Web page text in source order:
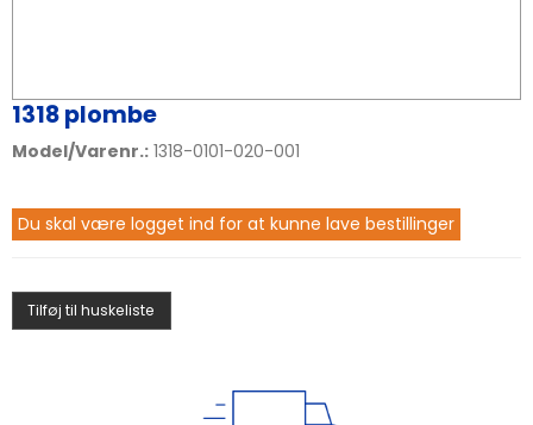
1318 plombe
Model/Varenr.: 1318-0101-020-001
Du skal være logget ind for at kunne lave bestillinger
Tilføj til huskeliste